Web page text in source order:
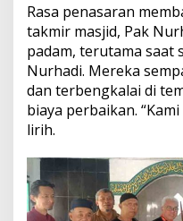
Rasa penasaran
takmir masjid, Pak
padam, terutama saat
Nurhadi. Mereka
dan terbengkalai di
biaya perbaikan.
lirih.